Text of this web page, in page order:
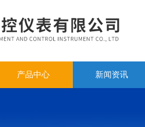
产品中心 新闻资讯